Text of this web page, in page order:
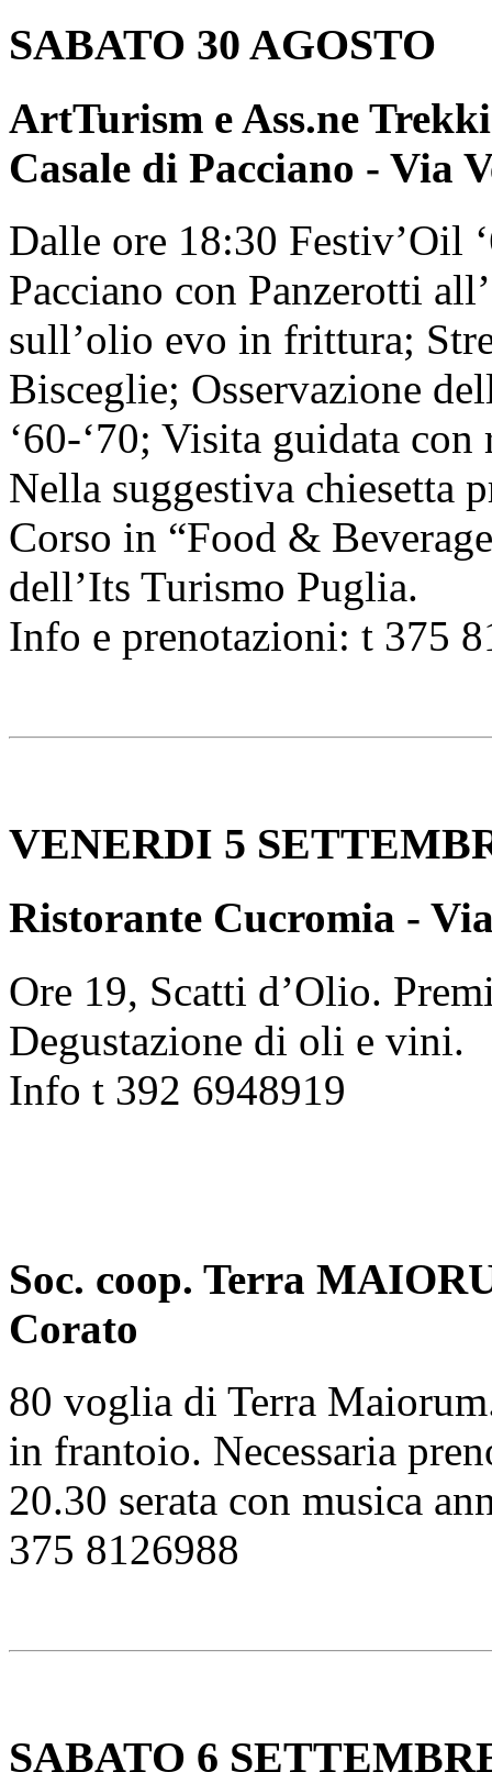
SABATO 30 AGOSTO
ArtTurism e Ass.ne
Casale di Pacciano - Via
Dalle ore 18:30 Festiv’Oil
Pacciano con Panzerotti
sull’olio evo in frittura;
Bisceglie; Osservazione
‘60-‘70; Visita guidata
Nella suggestiva chiesetta
Corso in “Food &
dell’Its Turismo Puglia.
Info e prenotazioni: t 375
VENERDI 5
Ristorante Cucromia -
Ore 19, Scatti d’Olio.
Degustazione di oli e vini.
Info t 392 6948919
Soc. coop. Terra
Corato
80 voglia di Terra
in frantoio. Necessaria
20.30 serata con musica
375 8126988
SABATO 6